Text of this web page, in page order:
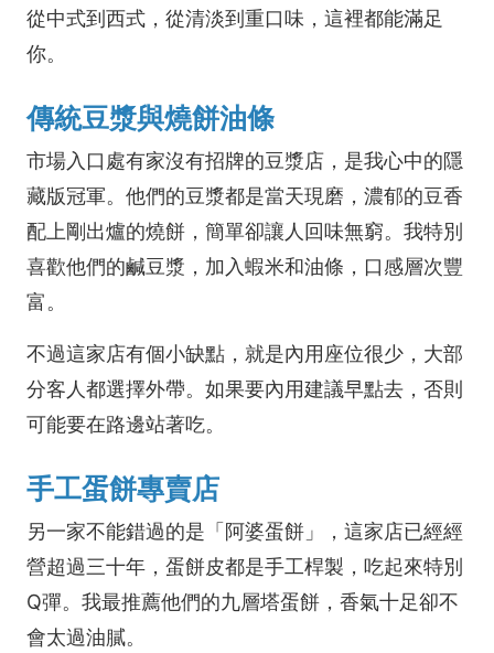
從中式到西式，從清淡到重口味，這裡都能滿足
你。
傳統豆漿與燒餅油條
市場入口處有家沒有招牌的豆漿店，是我心中的隱
藏版冠軍。他們的豆漿都是當天現磨，濃郁的豆香
配上剛出爐的燒餅，簡單卻讓人回味無窮。我特別
喜歡他們的鹹豆漿，加入蝦米和油條，口感層次豐
富。
不過這家店有個小缺點，就是內用座位很少，大部
分客人都選擇外帶。如果要內用建議早點去，否則
可能要在路邊站著吃。
手工蛋餅專賣店
另一家不能錯過的是「阿婆蛋餅」，這家店已經經
營超過三十年，蛋餅皮都是手工桿製，吃起來特別
Q彈。我最推薦他們的九層塔蛋餅，香氣十足卻不
會太過油膩。